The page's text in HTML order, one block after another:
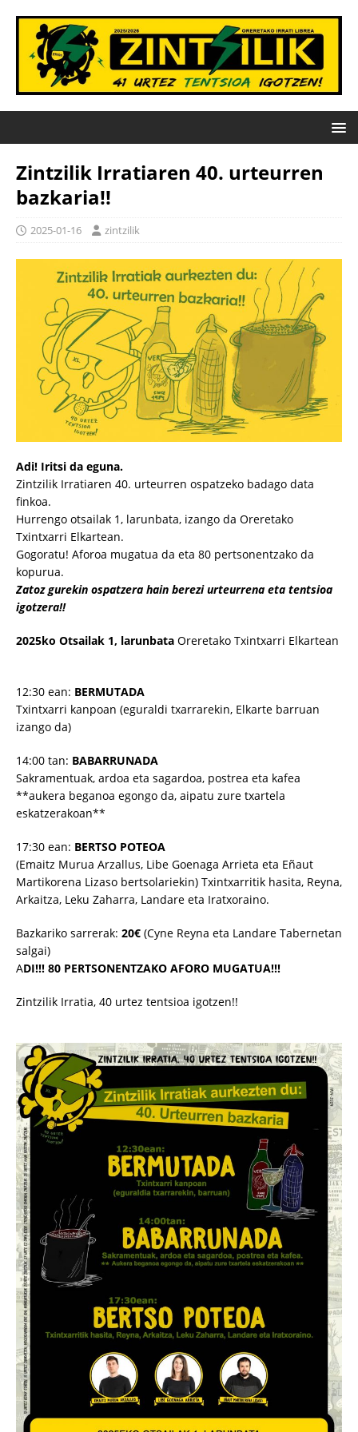
Zintzilik Irratiaren 40. urteurren
bazkaria!!
2025-01-16 zintzilik
Adi! Iritsi da eguna.
Zintzilik Irratiaren 40. urteurren ospatzeko badago data
finkoa.
Hurrengo otsailak 1, larunbata, izango da Oreretako
Txintxarri Elkartean.
Gogoratu! Aforoa mugatua da eta 80 pertsonentzako da
kopurua.
Zatoz gurekin ospatzera hain berezi urteurrena eta tentsioa
igotzera!!
2025ko Otsailak 1, larunbata Oreretako Txintxarri Elkartean
12:30 ean: BERMUTADA
Txintxarri kanpoan (eguraldi txarrarekin, Elkarte barruan
izango da)
14:00 tan: BABARRUNADA
Sakramentuak, ardoa eta sagardoa, postrea eta kafea
**aukera beganoa egongo da, aipatu zure txartela
eskatzerakoan**
17:30 ean: BERTSO POTEOA
(Emaitz Murua Arzallus, Libe Goenaga Arrieta eta Eñaut
Martikorena Lizaso bertsolariekin) Txintxarritik hasita, Reyna,
Arkaitza, Leku Zaharra, Landare eta Iratxoraino.
Bazkariko sarrerak: 20€ (Cyne Reyna eta Landare Tabernetan
salgai)
ADI!!! 80 PERTSONENTZAKO AFORO MUGATUA!!!
Zintzilik Irratia, 40 urtez tentsioa igotzen!!